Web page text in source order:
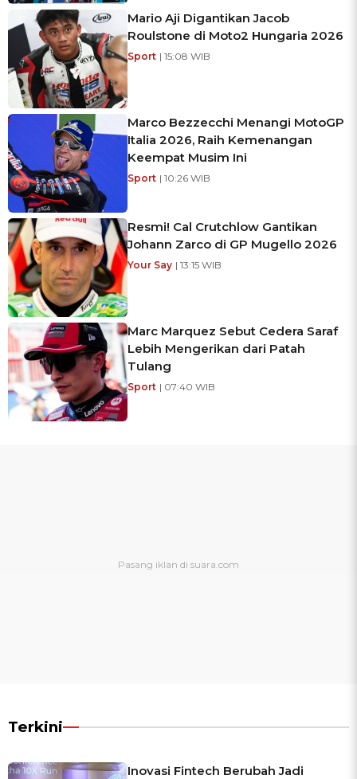
Mario Aji Digantikan Jacob
Roulstone di Moto2 Hungaria 2026
Sport | 15:08 WIB
Marco Bezzecchi Menangi MotoGP
Italia 2026, Raih Kemenangan
Keempat Musim Ini
Sport | 10:26 WIB
Resmi! Cal Crutchlow Gantikan
Johann Zarco di GP Mugello 2026
Your Say | 13:15 WIB
Marc Marquez Sebut Cedera Saraf
Lebih Mengerikan dari Patah
Tulang
Sport | 07:40 WIB
Terkini
Inovasi Fintech Berubah Jadi